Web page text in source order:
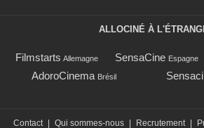
ALLOCINÉ À
Filmstarts Allemagne SensaCine Espagne
AdoroCinema Brésil
Contact | Qui sommes-nous | Recrutement |